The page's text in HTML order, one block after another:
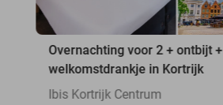
Overnachting voor 2 + ontbijt +
welkomstdrankje in Kortrijk
Ibis Kortrijk Centrum